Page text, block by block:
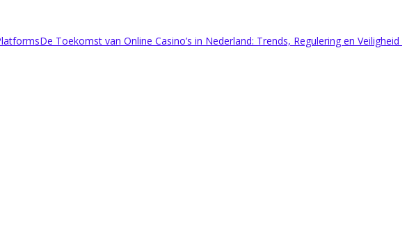
De Toekomst van Online Casino’s in Nederland: Trends, Regulering en Veiligheid